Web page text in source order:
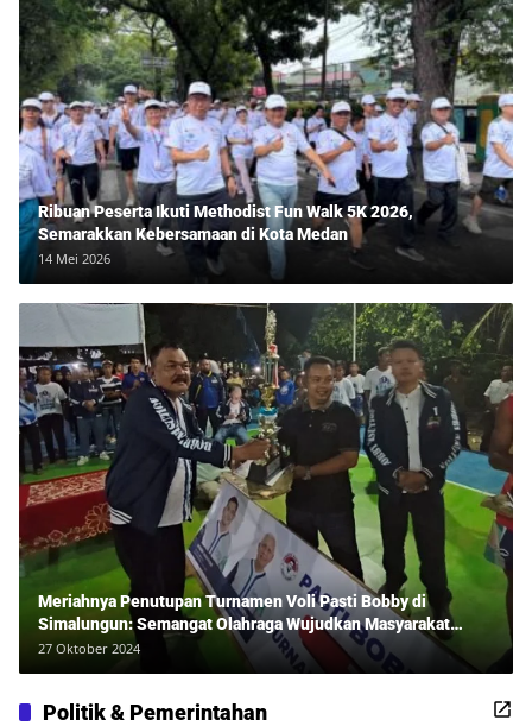
Ribuan Peserta Ikuti Methodist Fun Walk 5K 2026,
Semarakkan Kebersamaan di Kota Medan
14 Mei 2026
Meriahnya Penutupan Turnamen Voli Pasti Bobby di
Simalungun: Semangat Olahraga Wujudkan Masyarakat
Sehat Bersama Erwan Rozadi dan Ribuan Penonton!
27 Oktober 2024
Politik & Pemerintahan